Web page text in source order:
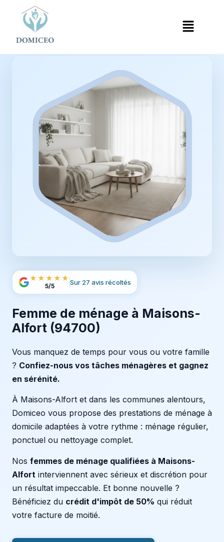
Accueil›Ménage à Domicile
★★★★★
5/5 Sur 27 avis récoltés
Femme de ménage à Maisons-
Alfort (94700)
Vous manquez de temps pour vous ou votre famille
? Confiez-nous vos tâches ménagères et gagnez
en sérénité.
À Maisons-Alfort et dans les communes alentours,
Domiceo vous propose des prestations de ménage à
domicile adaptées à votre rythme : ménage régulier,
ponctuel ou nettoyage complet.
Nos femmes de ménage qualifiées à Maisons-
Alfort interviennent avec sérieux et discrétion pour
un résultat impeccable. Et bonne nouvelle ?
Bénéficiez du crédit d'impôt de 50% qui réduit
votre facture de moitié.
Panneau de gestion des cookies